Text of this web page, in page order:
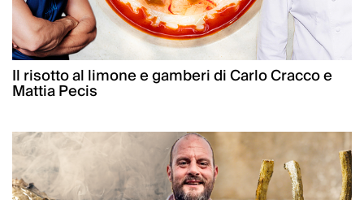
Il risotto al limone e gamberi di Carlo Cracco e
Mattia Pecis